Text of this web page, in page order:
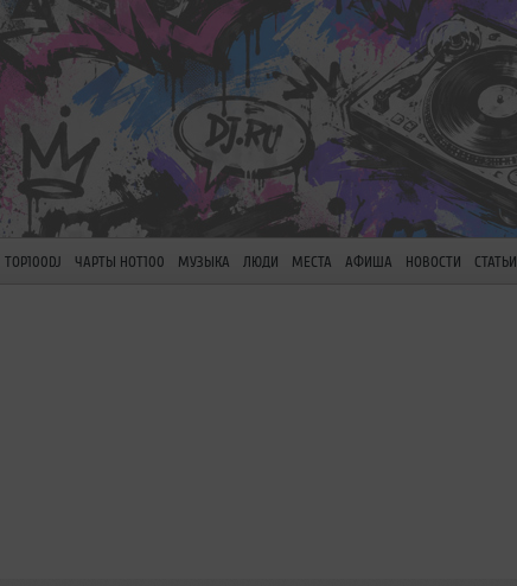
TOP100DJ ЧАРТЫ HOT100 МУЗЫКА ЛЮДИ МЕСТА АФИША НОВОСТИ СТАТЬИ